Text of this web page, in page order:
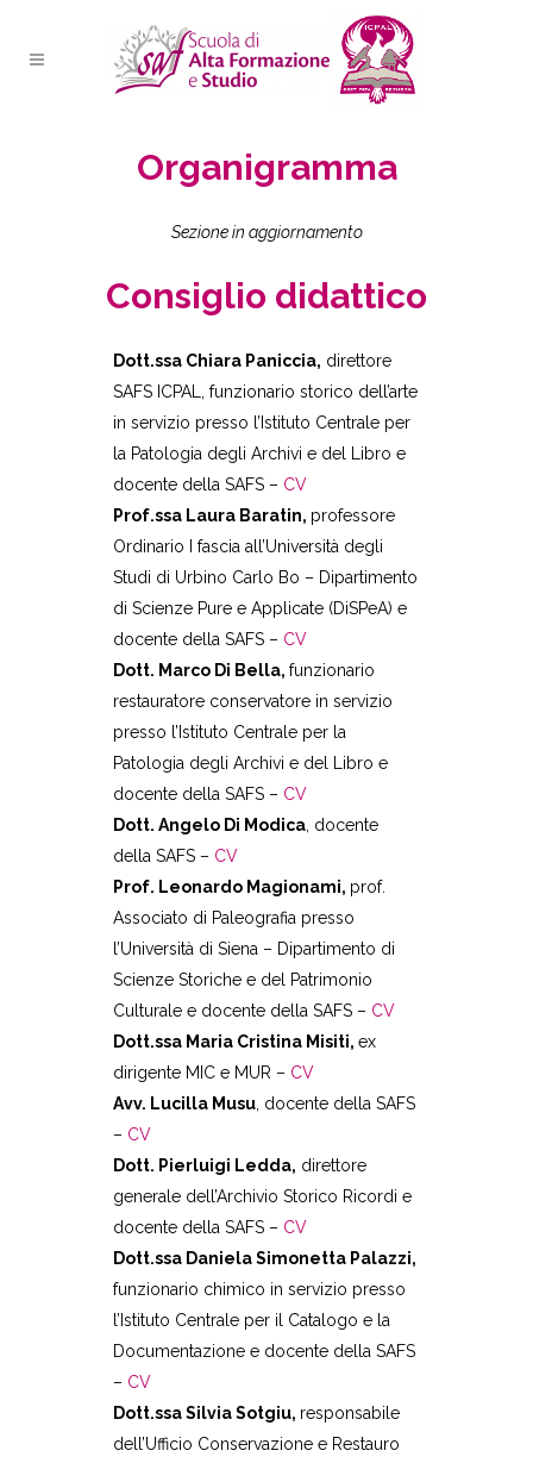
Organigramma
Sezione in aggiornamento
Consiglio didattico
Dott.ssa Chiara Paniccia, direttore
SAFS ICPAL, funzionario storico dell’arte
in servizio presso l’Istituto Centrale per
la Patologia degli Archivi e del Libro e
docente della SAFS – CV
Prof.ssa Laura Baratin, professore
Ordinario I fascia all’Università degli
Studi di Urbino Carlo Bo – Dipartimento
di Scienze Pure e Applicate (DiSPeA) e
docente della SAFS – CV
Dott. Marco Di Bella, funzionario
restauratore conservatore in servizio
presso l’Istituto Centrale per la
Patologia degli Archivi e del Libro e
docente della SAFS – CV
Dott. Angelo Di Modica , docente
della SAFS – CV
Prof. Leonardo Magionami, prof.
Associato di Paleografia presso
l’Università di Siena – Dipartimento di
Scienze Storiche e del Patrimonio
Culturale e docente della SAFS – CV
Dott.ssa Maria Cristina Misiti, ex
dirigente MIC e MUR – CV
Avv. Lucilla Musu , docente della SAFS
– CV
Dott. Pierluigi Ledda, direttore
generale dell’Archivio Storico Ricordi e
docente della SAFS – CV
Dott.ssa Daniela Simonetta Palazzi,
funzionario chimico in servizio presso
l’Istituto Centrale per il Catalogo e la
Documentazione e docente della SAFS
– CV
Dott.ssa Silvia Sotgiu, responsabile
dell’Ufficio Conservazione e Restauro